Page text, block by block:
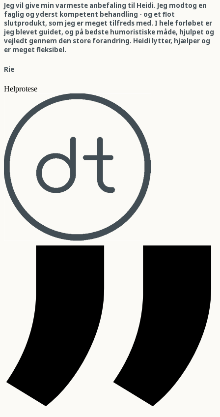
Jeg vil give min varmeste anbefaling til Heidi. Jeg modtog en
faglig og yderst kompetent behandling - og et flot
slutprodukt, som jeg er meget tilfreds med. I hele forløbet er
jeg blevet guidet, og på bedste humoristiske måde, hjulpet og
vejledt gennem den store forandring. Heidi lytter, hjælper og
er meget fleksibel.
Rie
Helprotese